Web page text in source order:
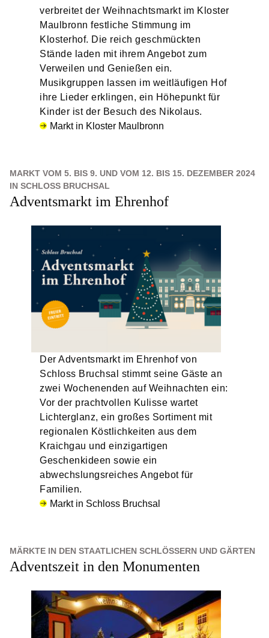
verbreitet der Weihnachtsmarkt im Kloster
Maulbronn festliche Stimmung im
Klosterhof. Die reich geschmückten
Stände laden mit ihrem Angebot zum
Verweilen und Genießen ein.
Musikgruppen lassen im weitläufigen Hof
ihre Lieder erklingen, ein Höhepunkt für
Kinder ist der Besuch des Nikolaus.
Markt in Kloster Maulbronn
MARKT VOM 5. BIS 9. UND VOM 12. BIS 15. DEZEMBER 2024
IN SCHLOSS BRUCHSAL
Adventsmarkt im Ehrenhof
Der Adventsmarkt im Ehrenhof von
Schloss Bruchsal stimmt seine Gäste an
zwei Wochenenden auf Weihnachten ein:
Vor der prachtvollen Kulisse wartet
Lichterglanz, ein großes Sortiment mit
regionalen Köstlichkeiten aus dem
Kraichgau und einzigartigen
Geschenkideen sowie ein
abwechslungsreiches Angebot für
Familien.
Markt in Schloss Bruchsal
MÄRKTE IN DEN STAATLICHEN SCHLÖSSERN UND GÄRTEN
Adventszeit in den Monumenten